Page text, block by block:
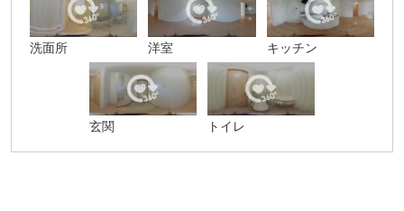
洗面所 洋室 キッチン
玄関 トイレ